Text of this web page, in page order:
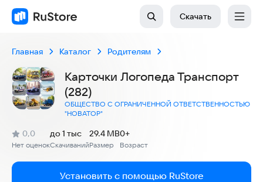
Скачать
Главная Каталог Родителям
Карточки Логопеда Транспорт
(282)
ОБЩЕСТВО С ОГРАНИЧЕННОЙ ОТВЕТСТВЕННОСТЬЮ
"НОВАТОР"
Рейтинг:
0,0
(
Нет оценок
)
Скачиваний
до 1 тыс
Размер
29.4 MB
Возраст
0+
Установить с помощью RuStore